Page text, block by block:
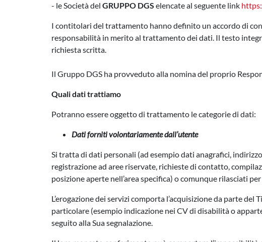
- le Società del GRUPPO DGS elencate al seguente link
I contitolari del trattamento hanno definito un accordo di
responsabilità in merito al trattamento dei dati. Il testo
richiesta scritta.
Il Gruppo DGS ha provveduto alla nomina del proprio
Quali dati trattiamo
Potranno essere oggetto di trattamento le categorie di dati:
Dati forniti volontariamente dall’utente
Si tratta di dati personali (ad esempio dati anagrafici,
registrazione ad aree riservate, richieste di contatto,
posizione aperte nell’area specifica) o comunque rilasciati
L’erogazione dei servizi comporta l’acquisizione da parte
particolare (esempio indicazione nei CV di disabilità o
seguito alla Sua segnalazione.